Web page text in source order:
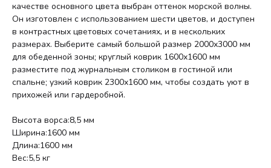
качестве основного цвета выбран оттенок морской волны.
Он изготовлен с использованием шести цветов, и доступен
в контрастных цветовых сочетаниях, и в нескольких
размерах. Выберите самый большой размер 2000х3000 мм
для обеденной зоны; круглый коврик 1600х1600 мм
разместите под журнальным столиком в гостиной или
спальне; узкий коврик 2300х1600 мм, чтобы создать уют в
прихожей или гардеробной.
Высота ворса:8,5 мм
Ширина:1600 мм
Длина:1600 мм
Вес:5,5 кг